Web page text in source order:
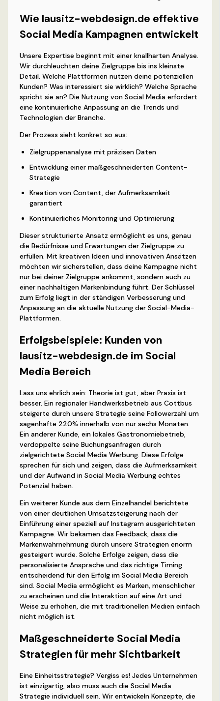
Wie lausitz-webdesign.de effektive
Social Media Kampagnen entwickelt
Unsere Expertise beginnt mit einer knallharten Analyse.
Wir durchleuchten deine Zielgruppe bis ins kleinste
Detail. Welche Plattformen nutzen deine potenziellen
Kunden? Was interessiert sie wirklich? Welche Sprache
spricht sie an? Die Nutzung von Social Media erfordert
eine kontinuierliche Anpassung an die Trends und
Technologien der Branche.
Der Prozess sieht konkret so aus:
Zielgruppenanalyse mit präzisen Daten
Entwicklung einer maßgeschneiderten Content-
Strategie
Kreation von Content, der Aufmerksamkeit
garantiert
Kontinuierliches Monitoring und Optimierung
Dieser strukturierte Ansatz ermöglicht es uns, genau
die Bedürfnisse und Erwartungen der Zielgruppe zu
erfüllen. Mit kreativen Ideen und innovativen Ansätzen
möchten wir sicherstellen, dass deine Kampagne nicht
nur bei deiner Zielgruppe ankommt, sondern auch zu
einer nachhaltigen Markenbindung führt. Der Schlüssel
zum Erfolg liegt in der ständigen Verbesserung und
Anpassung an die aktuelle Nutzung der Social-Media-
Plattformen.
Erfolgsbeispiele: Kunden von
lausitz-webdesign.de im Social
Media Bereich
Lass uns ehrlich sein: Theorie ist gut, aber Praxis ist
besser. Ein regionaler Handwerksbetrieb aus Cottbus
steigerte durch unsere Strategie seine Followerzahl um
sagenhafte 220% innerhalb von nur sechs Monaten.
Ein anderer Kunde, ein lokales Gastronomiebetrieb,
verdoppelte seine Buchungsanfragen durch
zielgerichtete Social Media Werbung. Diese Erfolge
sprechen für sich und zeigen, dass die Aufmerksamkeit
und der Aufwand in Social Media Werbung echtes
Potenzial haben.
Ein weiterer Kunde aus dem Einzelhandel berichtete
von einer deutlichen Umsatzsteigerung nach der
Einführung einer speziell auf Instagram ausgerichteten
Kampagne. Wir bekamen das Feedback, dass die
Markenwahrnehmung durch unsere Strategien enorm
gesteigert wurde. Solche Erfolge zeigen, dass die
personalisierte Ansprache und das richtige Timing
entscheidend für den Erfolg im Social Media Bereich
sind. Social Media ermöglicht es Marken, menschlicher
zu erscheinen und die Interaktion auf eine Art und
Weise zu erhöhen, die mit traditionellen Medien einfach
nicht möglich ist.
Maßgeschneiderte Social Media
Strategien für mehr Sichtbarkeit
Eine Einheitsstrategie? Vergiss es! Jedes Unternehmen
ist einzigartig, also muss auch die Social Media
Strategie individuell sein. Wir entwickeln Konzepte, die